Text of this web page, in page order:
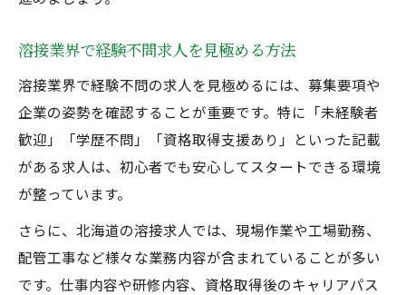
溶接業界で経験不問求人を見極める方法
溶接業界で経験不問の求人を見極めるには、募集要項や
企業の姿勢を確認することが重要です。特に「未経験者
歓迎」「学歴不問」「資格取得支援あり」といった記載
がある求人は、初心者でも安心してスタートできる環境
が整っています。
さらに、北海道の溶接求人では、現場作業や工場勤務、
配管工事など様々な業務内容が含まれていることが多い
です。仕事内容や研修内容、資格取得後のキャリアパス